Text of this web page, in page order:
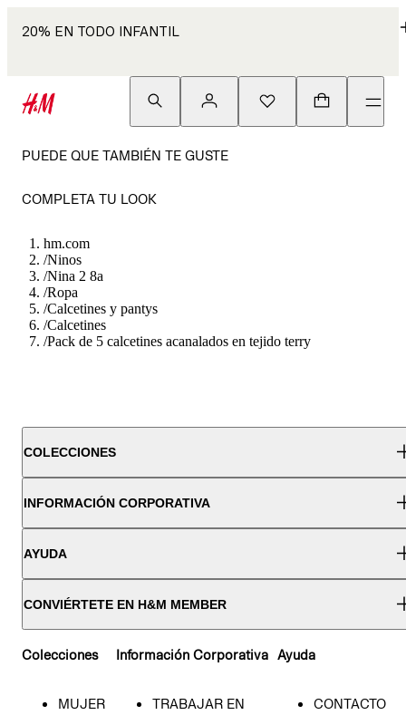
20% EN TODO INFANTIL
PUEDE QUE TAMBIÉN TE GUSTE
COMPLETA TU LOOK
hm.com
/Ninos
/Nina 2 8a
/Ropa
/Calcetines y pantys
/Calcetines
/Pack de 5 calcetines acanalados en tejido terry
COLECCIONES
INFORMACIÓN CORPORATIVA
AYUDA
CONVIÉRTETE EN H&M MEMBER
Colecciones
MUJER
Información Corporativa
TRABAJAR EN
Ayuda
CONTACTO